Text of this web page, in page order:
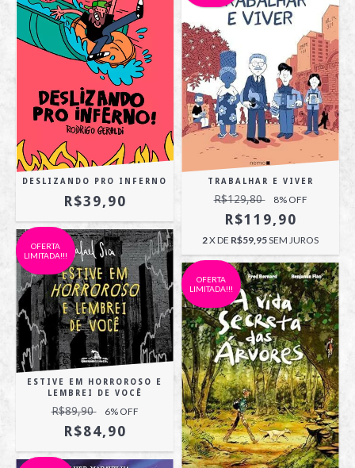
DESLIZANDO PRO INFERNO
R$39,90
TRABALHAR E VIVER
R$129,80 8% OFF
R$119,90
2X DE R$59,95SEM JUROS
OFERTA
LIMITADA!!!
ESTIVE EM HORROROSO E
LEMBREI DE VOCÊ
R$89,90 6% OFF
R$84,90
OFERTA
LIMITADA!!!